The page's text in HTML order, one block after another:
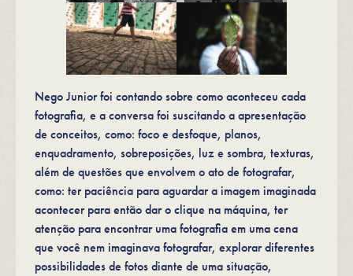
Nego Junior foi contando sobre como aconteceu cada
fotografia, e a conversa foi suscitando a apresentação
de conceitos, como: foco e desfoque, planos,
enquadramento, sobreposições, luz e sombra, texturas,
além de questões que envolvem o ato de fotografar,
como: ter paciência para aguardar a imagem imaginada
acontecer para então dar o clique na máquina, ter
atenção para encontrar uma fotografia em uma cena
que você nem imaginava fotografar, explorar diferentes
possibilidades de fotos diante de uma situação,